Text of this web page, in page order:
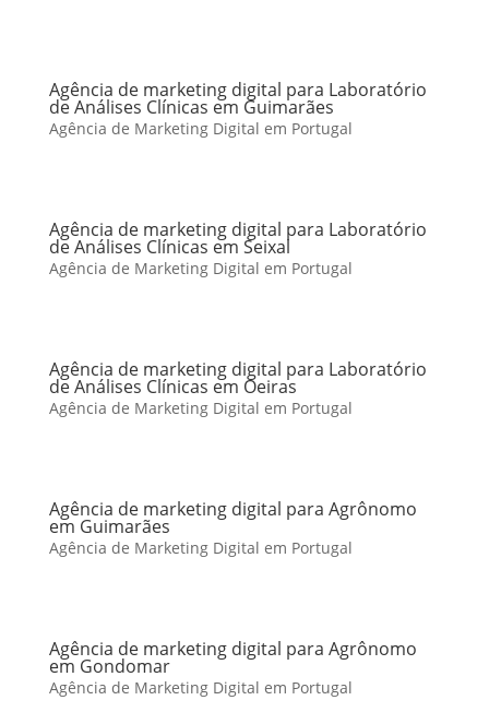
Agência de marketing digital para Laboratório
de Análises Clínicas em Guimarães
Agência de Marketing Digital em Portugal
Agência de marketing digital para Laboratório
de Análises Clínicas em Seixal
Agência de Marketing Digital em Portugal
Agência de marketing digital para Laboratório
de Análises Clínicas em Oeiras
Agência de Marketing Digital em Portugal
Agência de marketing digital para Agrônomo
em Guimarães
Agência de Marketing Digital em Portugal
Agência de marketing digital para Agrônomo
em Gondomar
Agência de Marketing Digital em Portugal